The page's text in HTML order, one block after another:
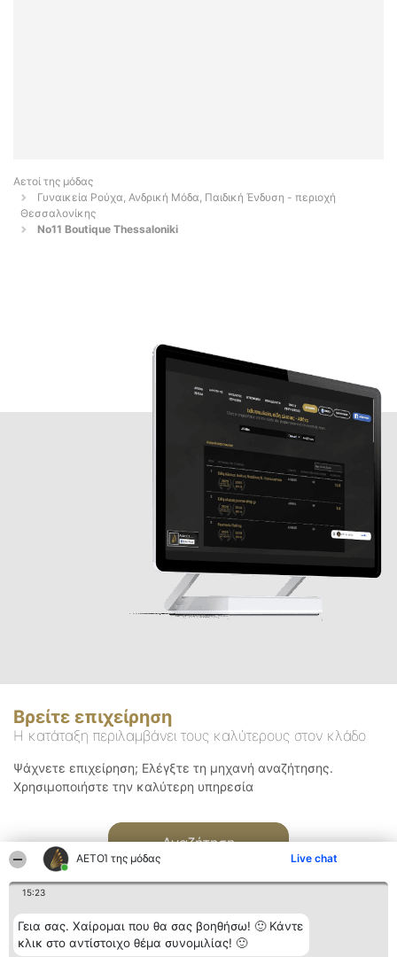
ΑΕΤΟΊ της μόδας Live chat
15:23
Γεια σας. Χαίρομαι που θα σας βοηθήσω! 🙂 Κάντε
κλικ στο αντίστοιχο θέμα συνομιλίας! 🙂
Αετοί της μόδας
Γυναικεία Ρούχα, Ανδρική Μόδα, Παιδική Ένδυση - περιοχή
Θεσσαλονίκης
No11 Boutique Thessaloniki
Βρείτε επιχείρηση
Η κατάταξη περιλαμβάνει τους καλύτερους στον κλάδο
Ψάχνετε επιχείρηση; Ελέγξτε τη μηχανή αναζήτησης.
Χρησιμοποιήστε την καλύτερη υπηρεσία
Αναζήτηση